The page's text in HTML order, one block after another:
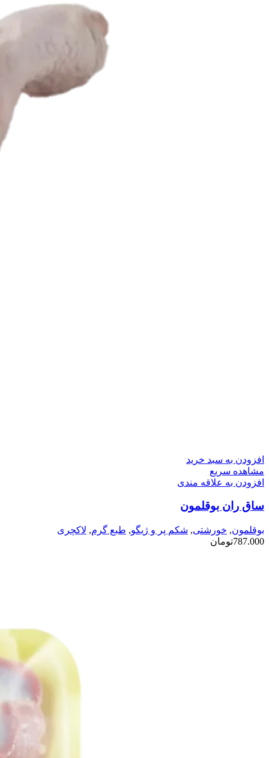
افزودن به سبد خرید
مشاهده سریع
افزودن به علاقه مندی
ساق ران بوقلمون
بوقلمون, خورشتی, شکم پر و ژیگو, طبع گرم, لاکچری
787.000تومان